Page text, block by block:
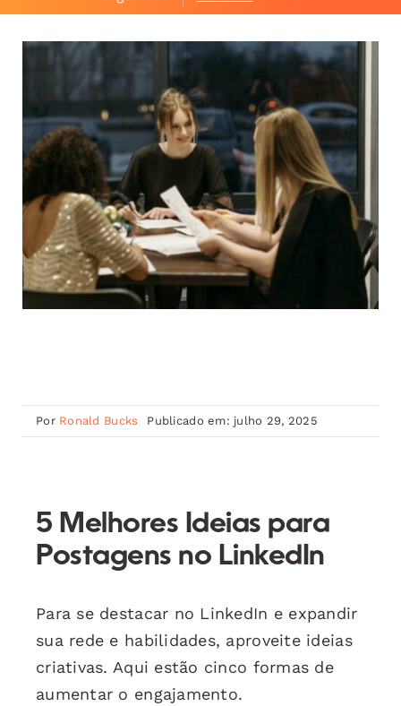
Por Ronald Bucks Publicado em: julho 29, 2025
5 Melhores Ideias para
Postagens no LinkedIn
Para se destacar no LinkedIn e expandir
sua rede e habilidades, aproveite ideias
criativas. Aqui estão cinco formas de
aumentar o engajamento.